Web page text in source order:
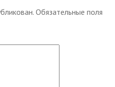
Обязательные поля